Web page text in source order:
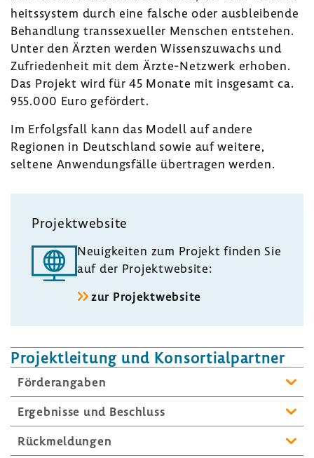
heits­system durch eine falsche oder ausblei­bende
Behand­lung trans­se­xu­eller Menschen entstehen.
Unter den Ärzten werden Wissens­zu­wachs und
Zufrie­den­heit mit dem Ärzte-​Netzwerk erhoben.
Das Projekt wird für 45 Monate mit insge­samt ca.
955.000 Euro geför­dert.
Im Erfolgs­fall kann das Modell auf andere
Regionen in Deutsch­land sowie auf weitere,
seltene Anwen­dungs­fälle über­tragen werden.
Projekt­web­site
Neuig­keiten zum Projekt finden Sie
auf der Projekt­web­site:
zur Projekt­web­site
Projekt­lei­tung und Konsor­ti­al­partner
Förder­an­gaben
Ergeb­nisse und Beschluss
Rück­mel­dungen